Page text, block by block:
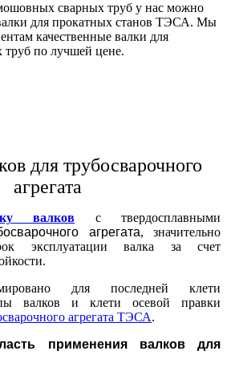
сварных труб у нас можно
для прокатных станов ТЭСА. Мы
качественные валки для
по лучшей цене.
для трубосварочного
агрегата
валков с твердосплавными
агрегата, значительно
эксплуатации валка за счет
для последней клети
валков и клети осевой правки
агрегата ТЭСА.
применения валков для